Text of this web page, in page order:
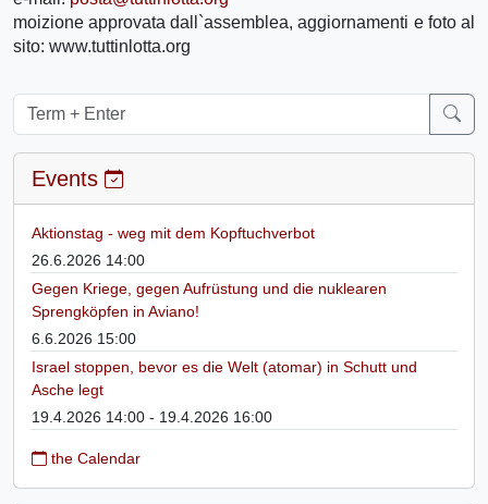
moizione approvata dall`assemblea, aggiornamenti e foto al
sito: www.tuttinlotta.org
Events
Aktionstag - weg mit dem Kopftuchverbot
26.6.2026 14:00
Gegen Kriege, gegen Aufrüstung und die nuklearen
Sprengköpfen in Aviano!
6.6.2026 15:00
Israel stoppen, bevor es die Welt (atomar) in Schutt und
Asche legt
19.4.2026 14:00 - 19.4.2026 16:00
the Calendar